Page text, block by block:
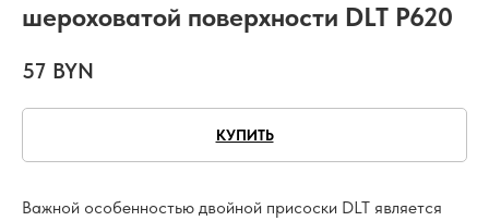
шероховатой поверхности DLT P620
57 BYN
КУПИТЬ
Важной особенностью двойной присоски DLT является